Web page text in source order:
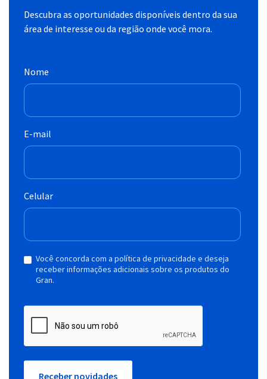
Descubra as oportunidades disponíveis dentro da sua
área de interesse ou da região onde você mora.
Nome
E-mail
Celular
Você concorda com a política de privacidade e deseja
receber informações adicionais sobre os produtos do
Gran.
Receber novidades